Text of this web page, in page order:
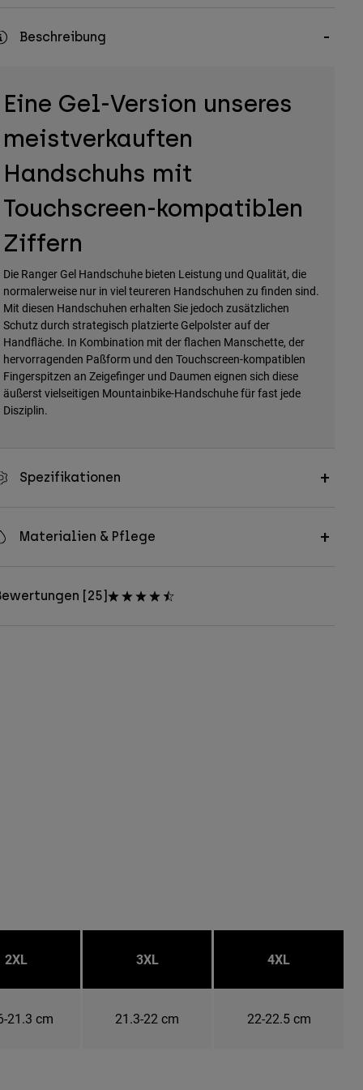
Beschreibung
Eine Gel-Version unseres
meistverkauften
Handschuhs mit
Touchscreen-kompatiblen
Ziffern
Die Ranger Gel Handschuhe bieten Leistung und Qualität, die
normalerweise nur in viel teureren Handschuhen zu finden sind.
Mit diesen Handschuhen erhalten Sie jedoch zusätzlichen
Schutz durch strategisch platzierte Gelpolster auf der
Handfläche. In Kombination mit der flachen Manschette, der
hervorragenden Paßform und den Touchscreen-kompatiblen
Fingerspitzen an Zeigefinger und Daumen eignen sich diese
äußerst vielseitigen Mountainbike-Handschuhe für fast jede
Disziplin.
Spezifikationen
Materialien & Pflege
[25]
2XL 3XL 4XL
21.3 cm 21.3-22 cm 22-22.5 cm